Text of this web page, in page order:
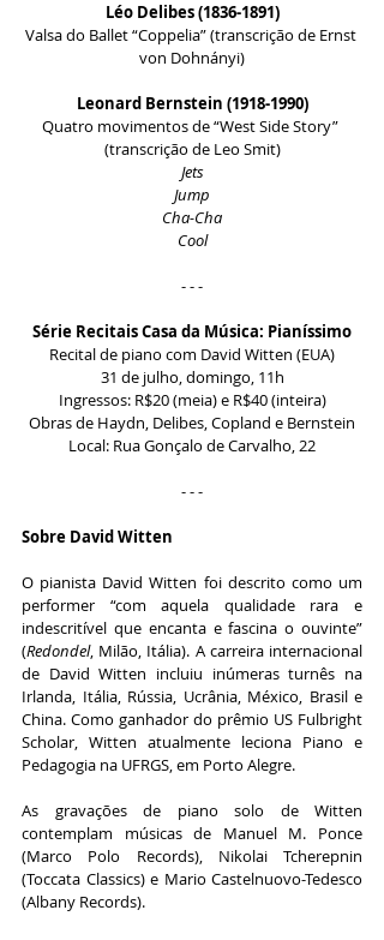
Léo Delibes (1836-1891)
Valsa do Ballet “Coppelia” (transcrição de Ernst
von Dohnányi)
Leonard Bernstein (1918-1990)
Quatro movimentos de “West Side Story”
(transcrição de Leo Smit)
Jets
Jump
Cha-Cha
Cool
- - -
Série Recitais Casa da Música: Pianíssimo
Recital de piano com David Witten (EUA)
31 de julho, domingo, 11h
Ingressos: R$20 (meia) e R$40 (inteira)
Obras de Haydn, Delibes, Copland e Bernstein
Local: Rua Gonçalo de Carvalho, 22
- - -
Sobre David Witten
O pianista David Witten foi descrito como um
performer “com aquela qualidade rara e
indescritível que encanta e fascina o ouvinte”
(Redondel, Milão, Itália). A carreira internacional
de David Witten incluiu inúmeras turnês na
Irlanda, Itália, Rússia, Ucrânia, México, Brasil e
China. Como ganhador do prêmio US Fulbright
Scholar, Witten atualmente leciona Piano e
Pedagogia na UFRGS, em Porto Alegre.
As gravações de piano solo de Witten
contemplam músicas de Manuel M. Ponce
(Marco Polo Records), Nikolai Tcherepnin
(Toccata Classics) e Mario Castelnuovo-Tedesco
(Albany Records).